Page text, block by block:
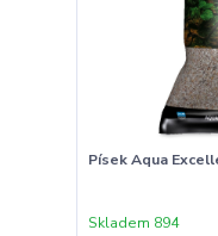
Písek Aqua
Skladem 894